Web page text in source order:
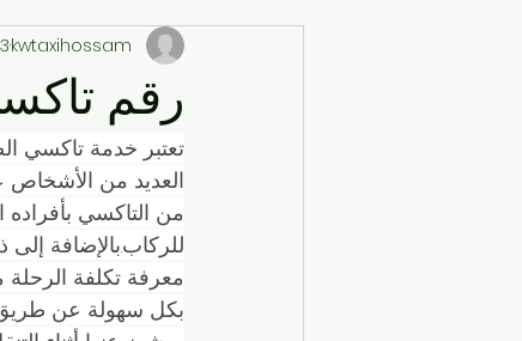
النقل في الكويت عبد الله
الحياة اليومية في الكويت
السفر والسياحة مواصلات
خدمات التاكسي في الكويت
رقم تاكسي
kwtaxihossam3 سبتمبر 2024
تعتبر خدمة تاكسي
العديد من الأشخاص
من التاكسي بأفراده
للركاب.بالإضافة
معرفة تكلفة